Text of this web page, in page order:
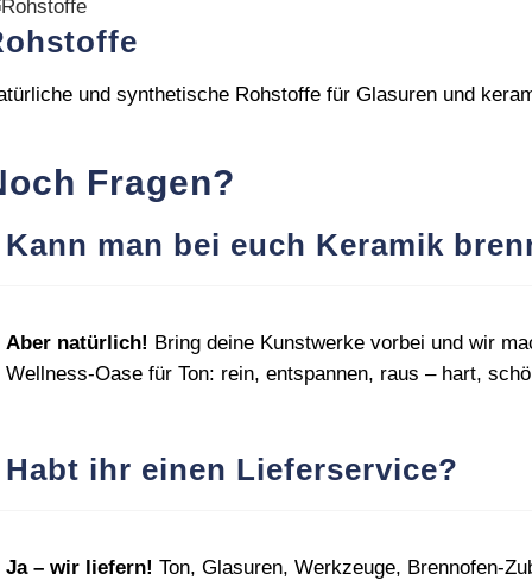
auf
der
gewählt
gewählt
gewählt
und synthetische Rohstoffe für Glasuren und
Fragen?
Kann man bei euch Keramik
Aber natürlich! Bring deine Kunstwerke vorbei und wir
Wellness‑Oase für Ton: rein, entspannen, raus – hart,
Habt ihr einen Lieferservice?
Ja – wir liefern! Ton, Glasuren, Werkzeuge,